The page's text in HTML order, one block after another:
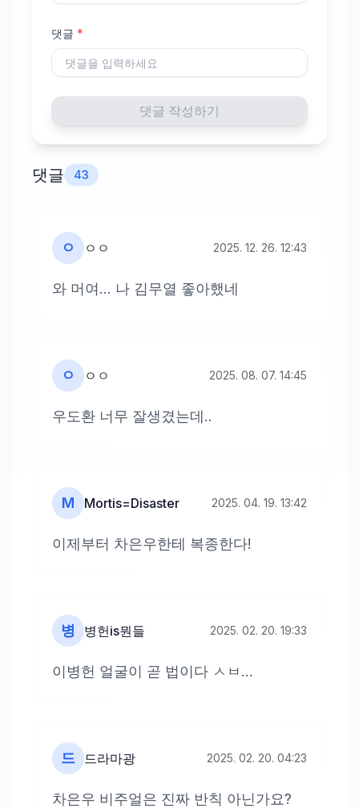
댓글 *
댓글 작성하기
댓글 43
ㅇ ㅇㅇ 2025. 12. 26. 12:43
와 머여… 나 김무열 좋아했네
ㅇ ㅇㅇ 2025. 08. 07. 14:45
우도환 너무 잘생겼는데..
M Mortis=Disaster 2025. 04. 19. 13:42
이제부터 차은우한테 복종한다!
병 병헌is뭔들 2025. 02. 20. 19:33
이병헌 얼굴이 곧 법이다 ㅅㅂ...
드 드라마광 2025. 02. 20. 04:23
차은우 비주얼은 진짜 반칙 아닌가요?